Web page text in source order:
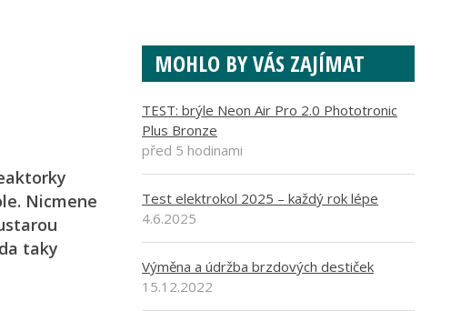
Nicmene
taky
MOHLO BY VÁS ZAJÍMAT
TEST: brýle Neon Air Pro 2.0 Phototronic
Plus Bronze
před 5 hodinami
Test elektrokol 2025 – každý rok lépe
4.6.2025
Výměna a údržba brzdových destiček
15.12.2022